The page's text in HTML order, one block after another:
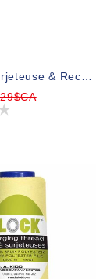
Fil 60wt Surjeteuse & Recouvreuse Filio Tex27 6366 1500m